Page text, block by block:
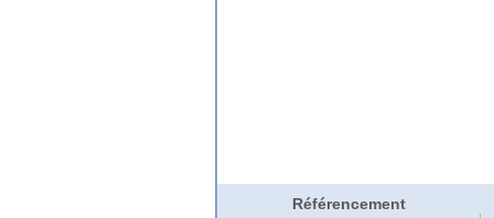
Référencement